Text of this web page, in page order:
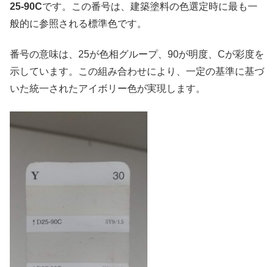
25-90Cです。この番号は、建築塗料の色選定時に最も一
般的に参照される標準色です。
番号の意味は、25が色相グループ、90が明度、Cが彩度を
示しています。この組み合わせにより、一定の基準に基づ
いた統一されたアイボリー色が実現します。